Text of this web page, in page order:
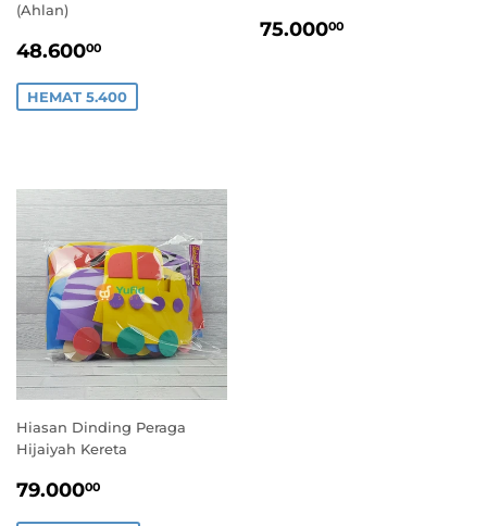
(Ahlan)
HARGA
48.60000
HEMAT 5.400
HARGA
75.00000
Hiasan Dinding Peraga
Hijaiyah Kereta
HARGA
79.00000